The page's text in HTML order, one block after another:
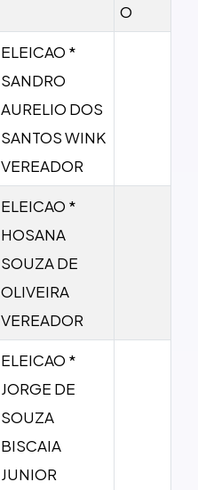
O
ELEICAO *
SANDRO
AURELIO DOS
SANTOS WINK
VEREADOR
ELEICAO *
HOSANA
SOUZA DE
OLIVEIRA
VEREADOR
ELEICAO *
JORGE DE
SOUZA
BISCAIA
JUNIOR